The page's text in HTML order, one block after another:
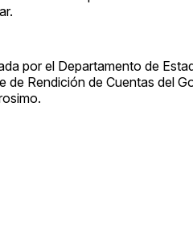
por el Departamento de
de Rendición de Cuentas del